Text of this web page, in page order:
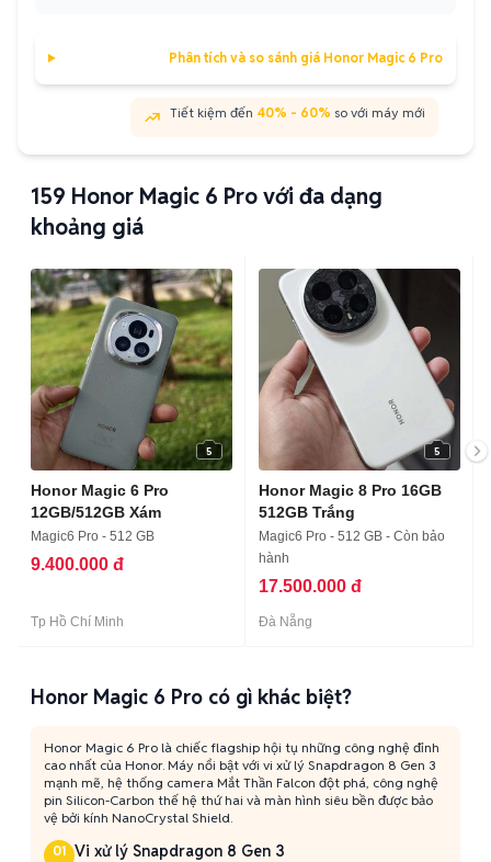
Phân tích và so sánh giá Honor Magic 6 Pro
Tiết kiệm đến 40% - 60% so với máy mới
159 Honor Magic 6 Pro với đa dạng
khoảng giá
5
Honor Magic 6 Pro
12GB/512GB Xám
Magic6 Pro - 512 GB
9.400.000 đ
Tp Hồ Chí Minh
5
Honor Magic 8 Pro 16GB
512GB Trắng
Magic6 Pro - 512 GB - Còn bảo
hành
17.500.000 đ
Đà Nẵng
Honor Magic 6 Pro có gì khác biệt?
Honor Magic 6 Pro là chiếc flagship hội tụ những công nghệ đỉnh
cao nhất của Honor. Máy nổi bật với vi xử lý Snapdragon 8 Gen 3
mạnh mẽ, hệ thống camera Mắt Thần Falcon đột phá, công nghệ
pin Silicon-Carbon thế hệ thứ hai và màn hình siêu bền được bảo
vệ bởi kính NanoCrystal Shield.
01 Vi xử lý Snapdragon 8 Gen 3